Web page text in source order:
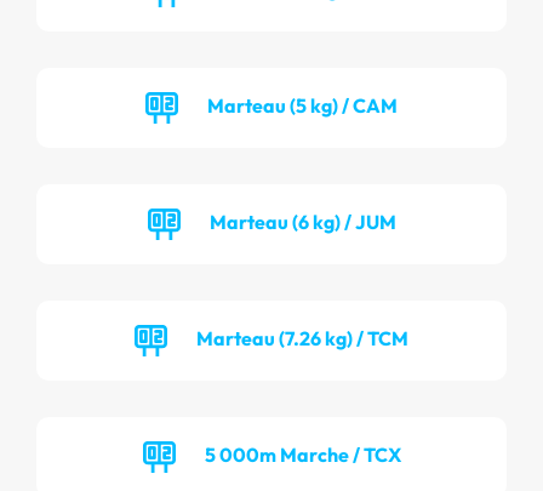
Marteau (5 kg) / CAM
Marteau (6 kg) / JUM
Marteau (7.26 kg) / TCM
5 000m Marche / TCX